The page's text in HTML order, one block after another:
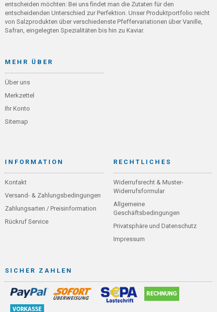
entscheiden möchten: Bei uns findet man die Zutaten für den
entscheidenden Unterschied zur Perfektion. Unser Produktportfolio reicht
von Salzprodukten über verschiedenste Pfeffervariationen über Vanille,
Safran, eingelegten Spezialitäten bis hin zu Kaviar.
MEHR ÜBER
Über uns
Merkzettel
Ihr Konto
Sitemap
INFORMATION
Kontakt
Versand- & Zahlungsbedingungen
Zahlungsarten / Preisinformation
Rückruf Service
RECHTLICHES
Widerrufsrecht & Muster-
Widerrufsformular
Allgemeine
Geschäftsbedingungen
Privatsphäre und Datenschutz
Impressum
SICHER ZAHLEN